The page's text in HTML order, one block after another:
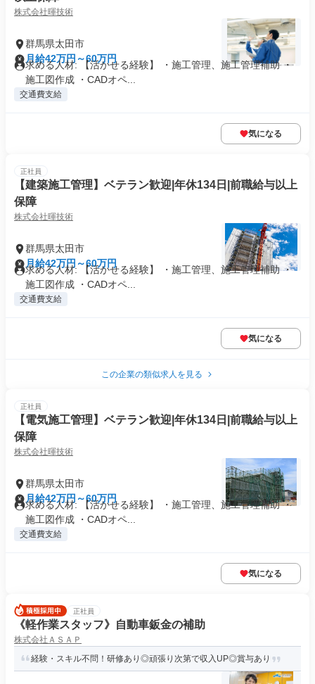
株式会社暉技術
群馬県太田市
月給42万円～60万円
求める人材: 【活かせる経験】 ・施工管理、施工管理補助 ・
施工図作成 ・CADオペ...
交通費支給
気になる
正社員
【建築施工管理】ベテラン歓迎|年休134日|前職給与以上
保障
株式会社暉技術
群馬県太田市
月給42万円～60万円
求める人材: 【活かせる経験】 ・施工管理、施工管理補助 ・
施工図作成 ・CADオペ...
交通費支給
気になる
この企業の類似求人を見る
正社員
【電気施工管理】ベテラン歓迎|年休134日|前職給与以上
保障
株式会社暉技術
群馬県太田市
月給42万円～60万円
求める人材: 【活かせる経験】 ・施工管理、施工管理補助 ・
施工図作成 ・CADオペ...
交通費支給
気になる
正社員
《軽作業スタッフ》自動車鈑金の補助
株式会社ＡＳＡＰ
経験・スキル不問！研修あり◎頑張り次第で収入UP◎賞与あり